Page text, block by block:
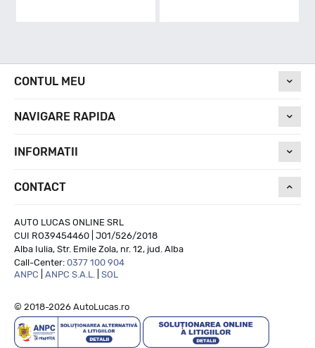
Nivel de zgomot
70
CONTUL MEU
NAVIGARE RAPIDA
INFORMATII
CONTACT
AUTO LUCAS ONLINE SRL
CUI RO39454460 | J01/526/2018
Alba Iulia, Str. Emile Zola, nr. 12, jud. Alba
Call-Center: 0377 100 904
ANPC
ANPC S.A.L. SOL
© 2018-2026 AutoLucas.ro